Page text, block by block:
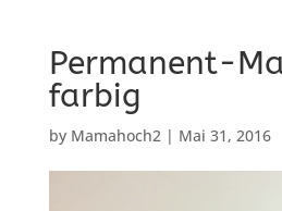
Permanent-
farbig
by Mamahoch2| Mai 31, 2016